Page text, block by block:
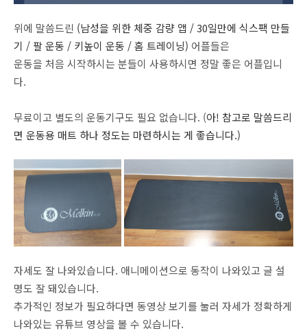
위에 말씀드린 (남성을 위한 체중 감량 앱 / 30일만에 식스팩 만들
기 / 팔 운동 / 키높이 운동 / 홈 트레이닝) 어플들은
운동을 처음 시작하시는 분들이 사용하시면 정말 좋은 어플입니
다.
무료이고 별도의 운동기구도 필요 없습니다. (아! 참고로 말씀드리
면 운동용 매트 하나 정도는 마련하시는 게 좋습니다.)
자세도 잘 나와있습니다. 애니메이션으로 동작이 나와있고 글 설
명도 잘 돼있습니다.
추가적인 정보가 필요하다면 동영상 보기를 눌러 자세가 정확하게
나와있는 유튜브 영상을 볼 수 있습니다.